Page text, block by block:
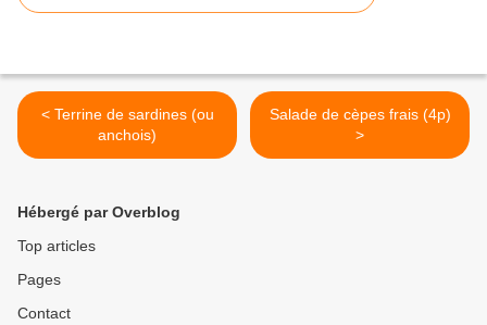
< Terrine de sardines (ou
anchois)
Salade de cèpes frais (4p)
>
Hébergé par Overblog
Top articles
Pages
Contact